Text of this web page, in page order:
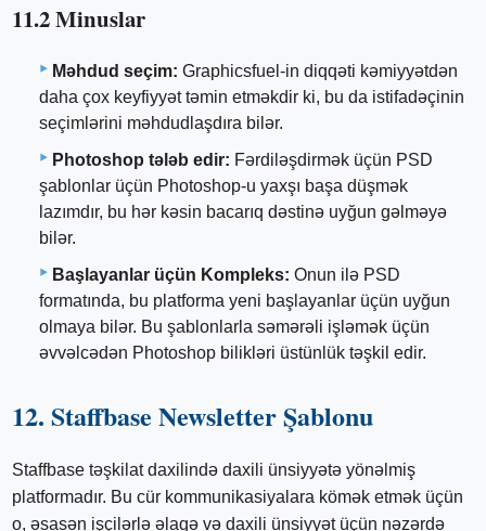
11.2 Minuslar
Məhdud seçim: Graphicsfuel-in diqqəti kəmiyyətdən
daha çox keyfiyyət təmin etməkdir ki, bu da istifadəçinin
seçimlərini məhdudlaşdıra bilər.
Photoshop tələb edir: Fərdiləşdirmək üçün PSD
şablonlar üçün Photoshop-u yaxşı başa düşmək
lazımdır, bu hər kəsin bacarıq dəstinə uyğun gəlməyə
bilər.
Başlayanlar üçün Kompleks: Onun ilə PSD
formatında, bu platforma yeni başlayanlar üçün uyğun
olmaya bilər. Bu şablonlarla səmərəli işləmək üçün
əvvəlcədən Photoshop bilikləri üstünlük təşkil edir.
12. Staffbase Newsletter Şablonu
Staffbase təşkilat daxilində daxili ünsiyyətə yönəlmiş
platformadır. Bu cür kommunikasiyalara kömək etmək üçün
o, əsasən işçilərlə əlaqə və daxili ünsiyyət üçün nəzərdə